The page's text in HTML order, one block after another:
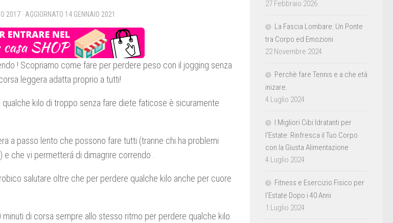
2017 · AGGIORNATO 14 GENNAIO 2021
! Scopriamo come fare per perdere peso con il jogging senza
leggera adatta proprio a tutti!
qualche kilo di troppo senza fare diete faticose è sicuramente
a passo lento che possono fare tutti (tranne chi ha problemi
che vi permetterá di dimagrire correndo .
salutare oltre che per perdere qualche kilo anche per cuore
di corsa sempre allo stesso ritmo per perdere qualche kilo.
27 Febbraio 2026
La Fascia Lombare: Un Ponte
tra Corpo ed Emozioni
22 Novembre 2024
Perchè fare Tennis e a che età
inizare.
4 Luglio 2024
I Migliori Cibi Idratanti per
l’Estate: Rinfresca il Tuo Corpo
con la Giusta Alimentazione
4 Luglio 2024
Fitness e Esercizio Fisico per
l’Estate Dopo i 40 Anni
1 Luglio 2024